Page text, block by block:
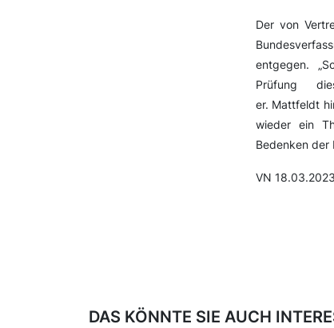
Der von
entgegen.
Prüfung
er. Mattfeldt
wieder ein
Bedenken der
VN 18.03.2023
DAS KÖNNTE SIE AUCH